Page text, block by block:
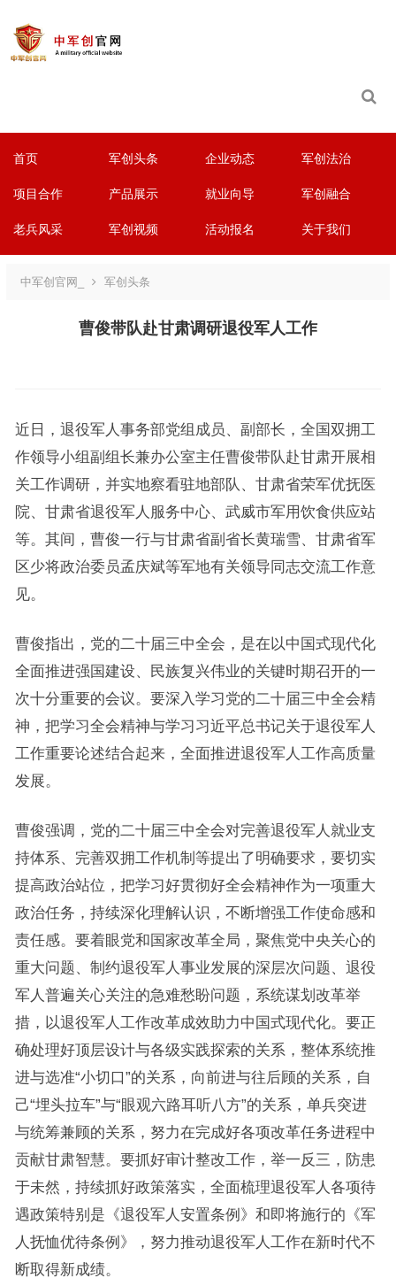
首页 军创头条 企业动态 军创法治
项目合作 产品展示 就业向导 军创融合
老兵风采 军创视频 活动报名 关于我们
中军创官网_ 军创头条
曹俊带队赴甘肃调研退役军人工作
近日，退役军人事务部党组成员、副部长，全国双拥工
作领导小组副组长兼办公室主任曹俊带队赴甘肃开展相
关工作调研，并实地察看驻地部队、甘肃省荣军优抚医
院、甘肃省退役军人服务中心、武威市军用饮食供应站
等。其间，曹俊一行与甘肃省副省长黄瑞雪、甘肃省军
区少将政治委员孟庆斌等军地有关领导同志交流工作意
见。
曹俊指出，党的二十届三中全会，是在以中国式现代化
全面推进强国建设、民族复兴伟业的关键时期召开的一
次十分重要的会议。要深入学习党的二十届三中全会精
神，把学习全会精神与学习习近平总书记关于退役军人
工作重要论述结合起来，全面推进退役军人工作高质量
发展。
曹俊强调，党的二十届三中全会对完善退役军人就业支
持体系、完善双拥工作机制等提出了明确要求，要切实
提高政治站位，把学习好贯彻好全会精神作为一项重大
政治任务，持续深化理解认识，不断增强工作使命感和
责任感。要着眼党和国家改革全局，聚焦党中央关心的
重大问题、制约退役军人事业发展的深层次问题、退役
军人普遍关心关注的急难愁盼问题，系统谋划改革举
措，以退役军人工作改革成效助力中国式现代化。要正
确处理好顶层设计与各级实践探索的关系，整体系统推
进与选准“小切口”的关系，向前进与往后顾的关系，自
己“埋头拉车”与“眼观六路耳听八方”的关系，单兵突进
与统筹兼顾的关系，努力在完成好各项改革任务进程中
贡献甘肃智慧。要抓好审计整改工作，举一反三，防患
于未然，持续抓好政策落实，全面梳理退役军人各项待
遇政策特别是《退役军人安置条例》和即将施行的《军
人抚恤优待条例》，努力推动退役军人工作在新时代不
断取得新成绩。